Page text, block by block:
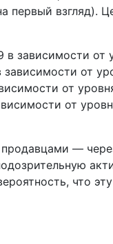
первый взгляд).
зависимости от
от
от
от
—
что